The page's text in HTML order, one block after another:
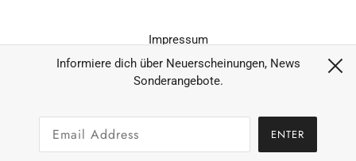
Impressum
Datenschutz
AGB´s
Zahlungsarten & Versand
Informiere dich über Neuerscheinungen, News
Sonderangebote.
ENTER